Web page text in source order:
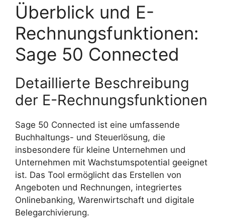
Überblick und E-
Rechnungsfunktionen:
Sage 50 Connected
Detaillierte Beschreibung
der E-Rechnungsfunktionen
Sage 50 Connected ist eine umfassende
Buchhaltungs- und Steuerlösung, die
insbesondere für kleine Unternehmen und
Unternehmen mit Wachstumspotential geeignet
ist. Das Tool ermöglicht das Erstellen von
Angeboten und Rechnungen, integriertes
Onlinebanking, Warenwirtschaft und digitale
Belegarchivierung.